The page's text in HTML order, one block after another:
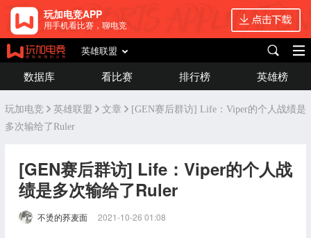
玩加电竞APP
用手机看比赛，聊电竞
英雄联盟
数据库 看比赛 排行榜 英雄榜
玩加电竞 英雄联盟 文章
[GEN赛后群访] Life：Viper的个人战绩是
多次输给了Ruler
[GEN赛后群访] Life：Viper的个人战
绩是多次输给了Ruler
不烫的荞麦面 2021-10-26 01:08